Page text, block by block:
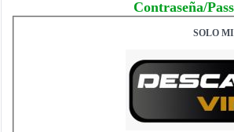
Contraseña/
SOLO